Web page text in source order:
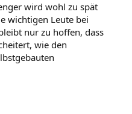
wird wohl zu spät
wichtigen Leute bei
nur zu hoffen, dass
wie den